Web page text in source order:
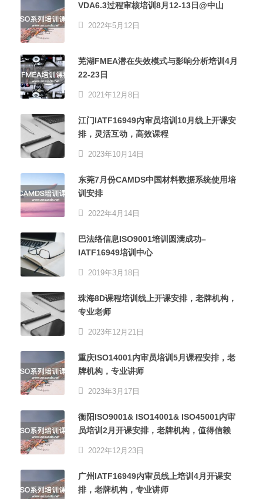
VDA6.3过程审核培训8月12-13日@中山
2022年5月12日
芜湖FMEA潜在失效模式与影响分析培训4月
22-23日
2021年12月8日
江门IATF16949内审员培训10月线上开课安
排，灵活互动，高效课程
2023年10月14日
东莞7月份CAMDS中国材料数据系统使用培
训安排
2022年4月14日
巴法络信息ISO9001培训圆满成功–
IATF16949培训中心
2019年3月18日
珠海8D课程培训线上开课安排，老牌机构，
专业老师
2023年12月21日
重庆ISO14001内审员培训5月课程安排，老
牌机构，专业讲师
2023年3月17日
衡阳ISO9001& ISO14001& ISO45001内审
员培训2月开课安排，老牌机构，值得信赖
2022年12月23日
广州IATF16949内审员线上培训4月开课安
排，老牌机构，专业讲师